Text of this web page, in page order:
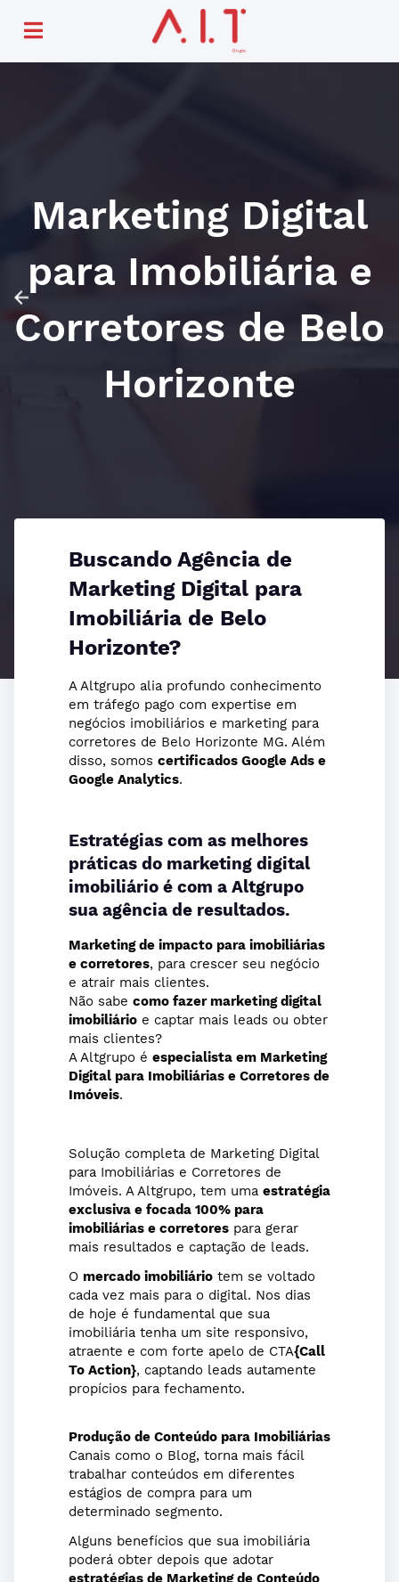
Marketing Digital
para Imobiliária e
Corretores de Belo
Horizonte
Buscando Agência de
Marketing Digital para
Imobiliária de Belo
Horizonte?
A Altgrupo alia profundo conhecimento
em tráfego pago com expertise em
negócios imobiliários e marketing para
corretores de Belo Horizonte MG. Além
disso, somos certificados Google Ads e
Google Analytics.
Estratégias com as melhores
práticas do marketing digital
imobiliário é com a Altgrupo
sua agência de resultados.
Marketing de impacto para imobiliárias
e corretores, para crescer seu negócio
e atrair mais clientes.
Não sabe como fazer marketing digital
imobiliárioe captar mais leads ou obter
mais clientes?
A Altgrupo é especialista em Marketing
Digital para Imobiliárias e Corretores de
Imóveis.
Solução completa de Marketing Digital
para Imobiliárias e Corretores de
Imóveis. A Altgrupo, tem uma estratégia
exclusiva e focada 100% para
imobiliárias e corretorespara gerar
mais resultados e captação de leads.
O mercado imobiliáriotem se voltado
cada vez mais para o digital. Nos dias
de hoje é fundamental que sua
imobiliária tenha um site responsivo,
atraente e com forte apelo de CTA{Call
To Action}, captando leads autamente
propícios para fechamento.
Produção de Conteúdo para Imobiliárias
Canais como o Blog, torna mais fácil
trabalhar conteúdos em diferentes
estágios de compra para um
determinado segmento.
Alguns benefícios que sua imobiliária
poderá obter depois que adotar
estratégias de Marketing de Conteúdo